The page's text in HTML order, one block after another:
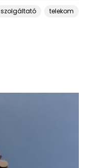
szolgáltató telekom